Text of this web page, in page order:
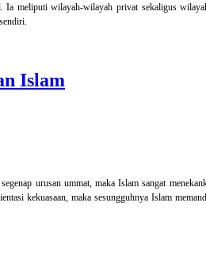
Ia meliputi wilayah-wilayah privat sekaligus
Islam
urusan ummat, maka Islam sangat
kekuasaan, maka sesungguhnya Islam